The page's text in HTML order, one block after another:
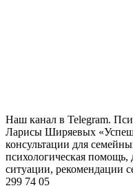
Наш канал в Telegram.
Ларисы Ширяевых
консультации для
психологическая помощь,
ситуации, рекомендации
299 74 05